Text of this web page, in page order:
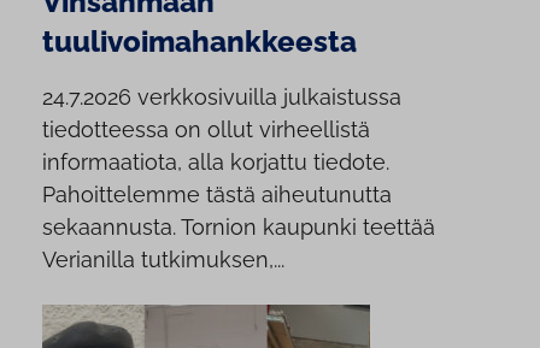
tuulivoimahankkeesta
24.7.2026 verkkosivuilla julkaistussa
tiedotteessa on ollut virheellistä
informaatiota, alla korjattu tiedote.
Pahoittelemme tästä aiheutunutta
sekaannusta. Tornion kaupunki teettää
Verianilla tutkimuksen,...